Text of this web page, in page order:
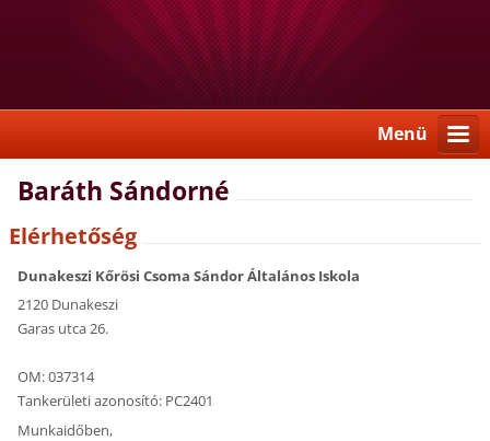
Menü
Baráth Sándorné
Elérhetőség
Dunakeszi Kőrösi Csoma Sándor Általános Iskola
2120 Dunakeszi
Garas utca 26.
OM: 037314
Tankerületi azonosító: PC2401
Munkaidőben,